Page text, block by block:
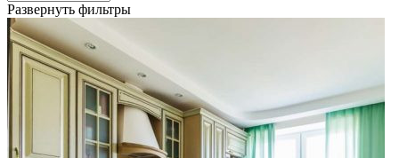
Развернуть фильтры